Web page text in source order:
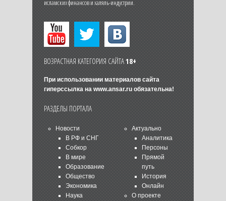
исламских финансов и халяль-индустрии.
ВОЗРАСТНАЯ КАТЕГОРИЯ САЙТА18+
При использовании материалов сайта
гиперссылка на www.ansar.ruобязательна!
РАЗДЕЛЫ ПОРТАЛА
Новости
В РФ и СНГ
Собкор
В мире
Образование
Общество
Экономика
Наука
Актуально
Аналитика
Персоны
Прямой
путь
История
Онлайн
О проекте